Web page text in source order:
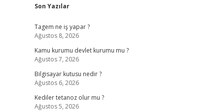
Sidebar
Son Yazılar
Tagem ne iş yapar ?
Ağustos 8, 2026
Kamu kurumu devlet kurumu mu ?
Ağustos 7, 2026
Bilgisayar kutusu nedir ?
Ağustos 6, 2026
Kediler tetanoz olur mu ?
Ağustos 5, 2026